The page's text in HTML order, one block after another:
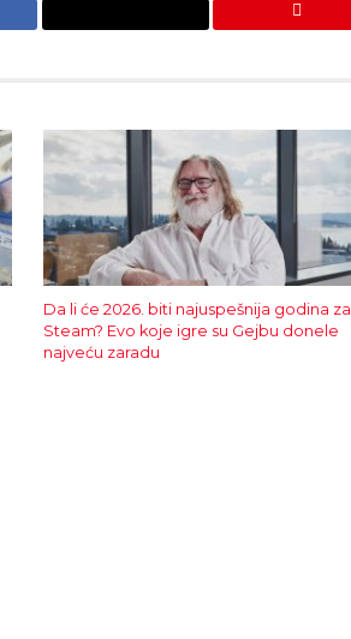
Da li će 2026. biti najuspešnija godina za
Steam? Evo koje igre su Gejbu donele
najveću zaradu